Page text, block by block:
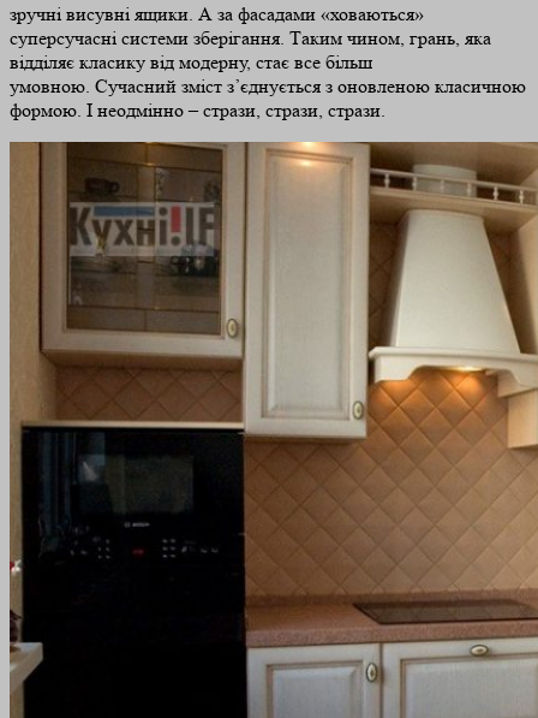
зручні висувні ящики. А за фасадами «ховаються»
суперсучасні системи зберігання. Таким чином, грань, яка
відділяє класику від модерну, стає все більш
умовною. Сучасний зміст з’єднується з оновленою класичною
формою. І неодмінно – стрази, стрази, стрази.